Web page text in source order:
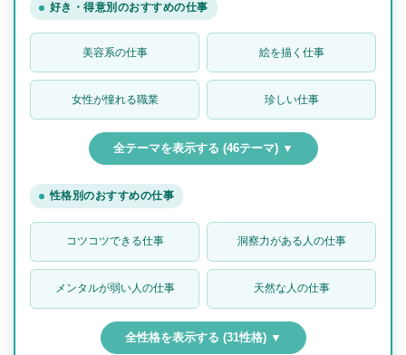
好き・得意別のおすすめの仕事
美容系の仕事 絵を描く仕事
女性が憧れる職業 珍しい仕事
全テーマを表示する (46テーマ) ▼
性格別のおすすめの仕事
コツコツできる仕事 洞察力がある人の仕事
メンタルが弱い人の仕事 天然な人の仕事
全性格を表示する (31性格) ▼